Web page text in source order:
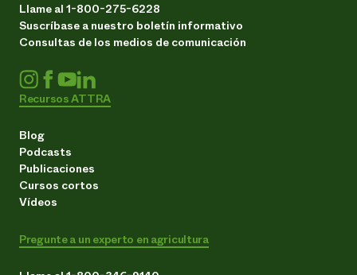
Llame al 1-800-275-6228
Suscríbase a nuestro boletín informativo
Consultas de los medios de comunicación
Recursos ATTRA
Blog
Podcasts
Publicaciones
Cursos cortos
Vídeos
Pregunte a un experto en agricultura